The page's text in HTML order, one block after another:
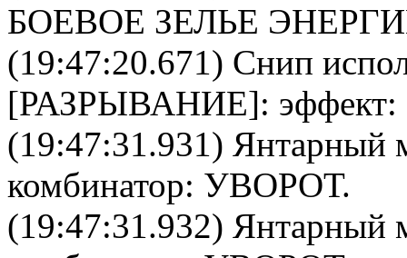
БОЕВОЕ ЗЕЛЬЕ
(19:47:20.671) Снип
[РАЗРЫВАНИЕ]: эффект:
(19:47:31.931) Янтарный
комбинатор: УВОРОТ.
(19:47:31.932) Янтарный